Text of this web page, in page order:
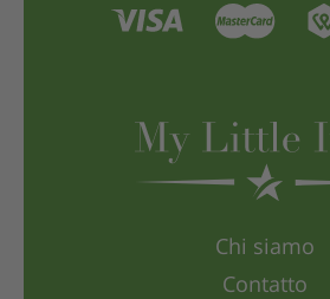
Chi siamo
Contatto